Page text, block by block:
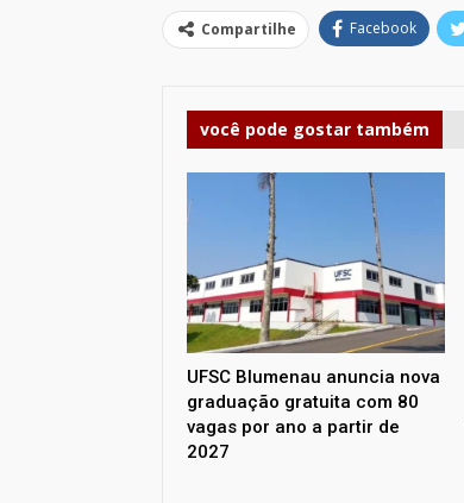
Compartilhe Facebook
você pode gostar também
UFSC Blumenau anuncia nova
graduação gratuita com 80
vagas por ano a partir de
2027